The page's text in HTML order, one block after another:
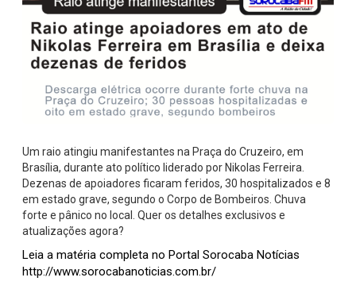
Um raio atingiu manifestantes na Praça do Cruzeiro, em
Brasília, durante ato político liderado por Nikolas Ferreira.
Dezenas de apoiadores ficaram feridos, 30 hospitalizados e 8
em estado grave, segundo o Corpo de Bombeiros. Chuva
forte e pânico no local. Quer os detalhes exclusivos e
atualizações agora?
Leia a matéria completa no Portal Sorocaba Notícias
http://www.sorocabanoticias.com.br/